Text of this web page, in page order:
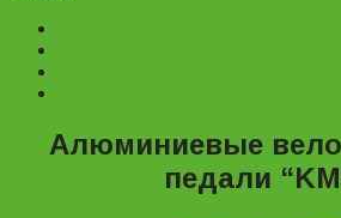
Алюминиевые
педали